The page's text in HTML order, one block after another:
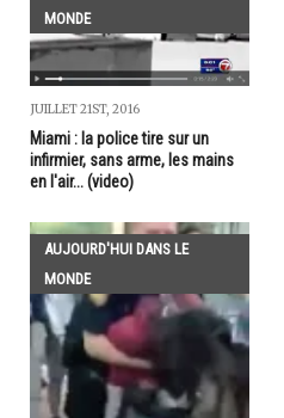
MONDE
JUILLET 21ST, 2016
Miami : la police tire sur un
infirmier, sans arme, les mains
en l'air... (video)
AUJOURD'HUI DANS LE
MONDE